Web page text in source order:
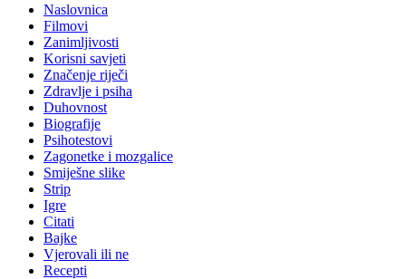
Naslovnica
Filmovi
Zanimljivosti
Korisni savjeti
Značenje riječi
Zdravlje i psiha
Duhovnost
Biografije
Psihotestovi
Zagonetke i mozgalice
Smiješne slike
Strip
Igre
Citati
Bajke
Vjerovali ili ne
Recepti